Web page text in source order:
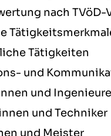
nach
Tätigkeiten
und
und Ingenieure
und Techniker
und Meister